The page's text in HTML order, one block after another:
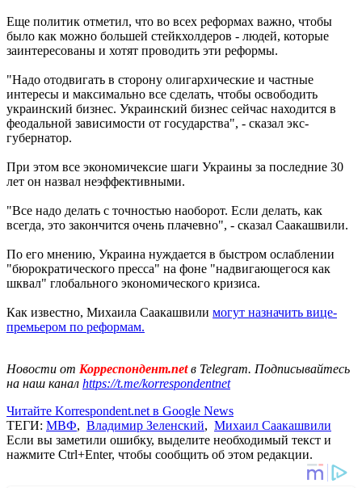
Еще политик отметил, что во всех реформах важно, чтобы
было как можно большей стейкхолдеров - людей, которые
заинтересованы и хотят проводить эти реформы.
"Надо отодвигать в сторону олигархические и частные
интересы и максимально все сделать, чтобы освободить
украинский бизнес. Украинский бизнес сейчас находится в
феодальной зависимости от государства", - сказал экс-
губернатор.
При этом все экономичексие шаги Украины за последние 30
лет он назвал неэффективными.
"Все надо делать с точностью наоборот. Если делать, как
всегда, это закончится очень плачевно", - сказал Саакашвили.
По его мнению, Украина нуждается в быстром ослаблении
"бюрократического пресса" на фоне "надвигающегося как
шквал" глобального экономического кризиса.
Как известно, Михаила Саакашвили могут назначить вице-
премьером по реформам.
Новости от Корреспондент.netв Telegram. Подписывайтесь
на наш канал https://t.me/korrespondentnet
Читайте Korrespondent.net в Google News
ТЕГИ: МВФ, Владимир Зеленский, Михаил Саакашвили
Если вы заметили ошибку, выделите необходимый текст и
нажмите Ctrl+Enter, чтобы сообщить об этом редакции.